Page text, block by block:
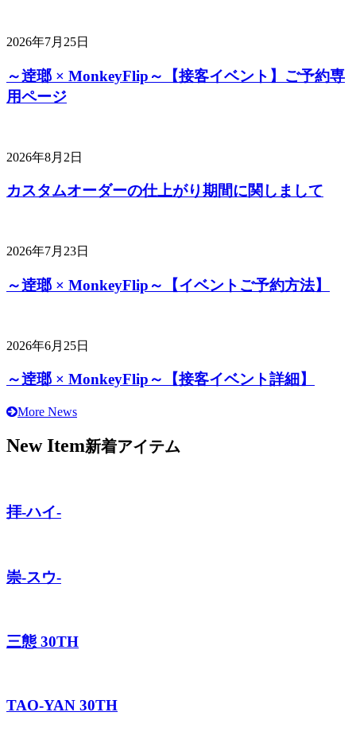
2026年7月25日
～逹瑯 × MonkeyFlip～【接客イベント】ご予約専
用ページ
2026年8月2日
カスタムオーダーの仕上がり期間に関しまして
2026年7月23日
～逹瑯 × MonkeyFlip～【イベントご予約方法】
2026年6月25日
～逹瑯 × MonkeyFlip～【接客イベント詳細】
More News
New Item新着アイテム
拝-ハイ-
崇-スウ-
三態 30TH
TAO-YAN 30TH